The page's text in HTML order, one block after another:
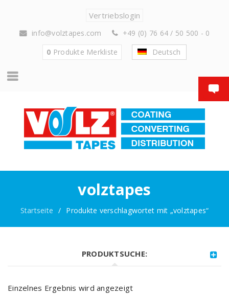
Vertriebslogin
info@volztapes.com
+49 (0) 76 64 / 50 500 - 0
0 Produkte Merkliste Deutsch
volztapes
Startseite / Produkte verschlagwortet mit „volztapes“
PRODUKTSUCHE:
Einzelnes Ergebnis wird angezeigt